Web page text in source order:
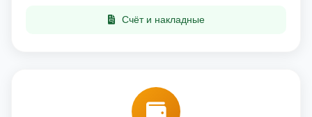
Счёт и накладные